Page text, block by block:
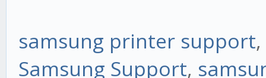
samsung printer support,
Samsung Support,